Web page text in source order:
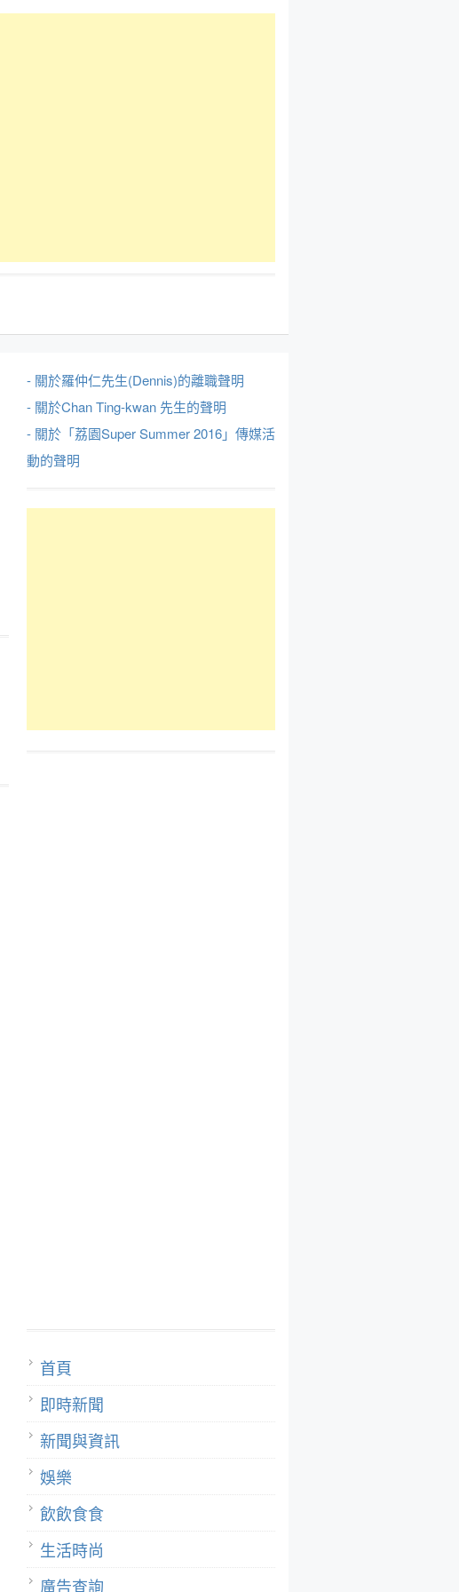
- 關於羅仲仁先生(Dennis)的離職聲明
- 關於Chan Ting-kwan 先生的聲明
- 關於「荔園Super Summer 2016」傳媒活
動的聲明
首頁
即時新聞
新聞與資訊
娛樂
飲飲食食
生活時尚
廣告查詢